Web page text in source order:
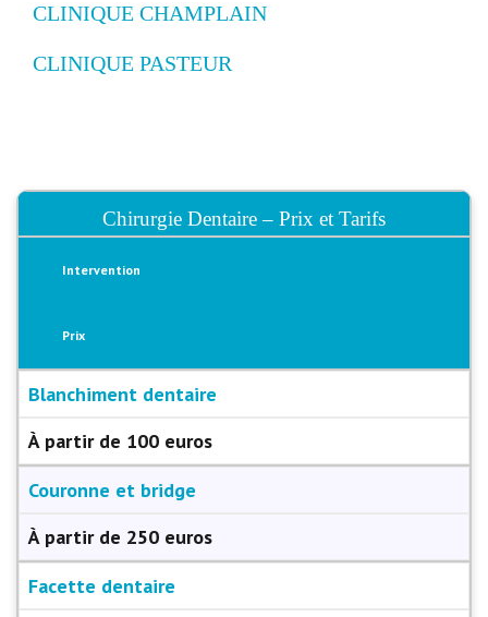
CLINIQUE CHAMPLAIN
CLINIQUE PASTEUR
Chirurgie Dentaire – Prix et Tarifs
Intervention
Prix
Blanchiment dentaire
À partir de 100 euros
Couronne et bridge
À partir de 250 euros
Facette dentaire